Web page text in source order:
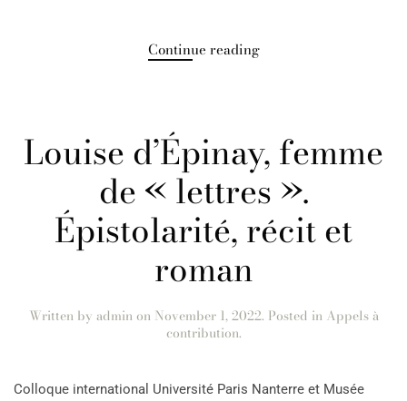
Continue reading
Louise d’Épinay, femme
de « lettres ».
Épistolarité, récit et
roman
Written by admin on November 1, 2022. Posted in Appels à
contribution.
Colloque international Université Paris Nanterre et Musée